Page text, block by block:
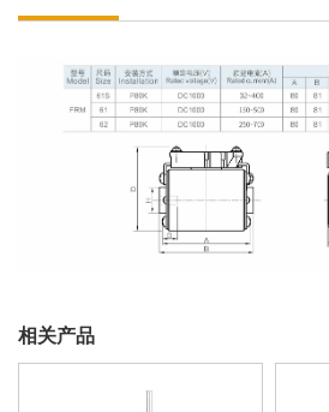
相关产品